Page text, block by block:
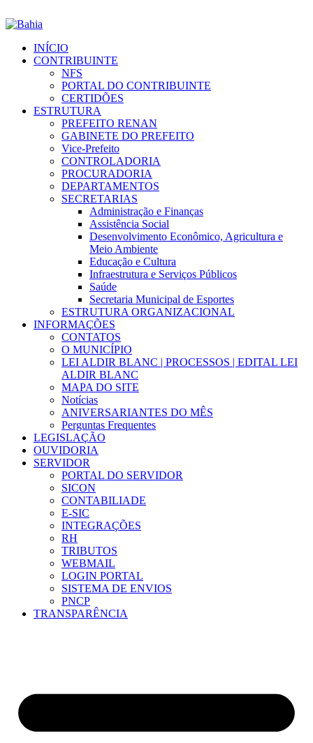
INÍCIO
CONTRIBUINTE
NFS
PORTAL DO CONTRIBUINTE
CERTIDÕES
ESTRUTURA
PREFEITO RENAN
GABINETE DO PREFEITO
Vice-Prefeito
CONTROLADORIA
PROCURADORIA
DEPARTAMENTOS
SECRETARIAS
Administração e Finanças
Assistência Social
Desenvolvimento Econômico, Agricultura e
Meio Ambiente
Educação e Cultura
Infraestrutura e Serviços Públicos
Saúde
Secretaria Municipal de Esportes
ESTRUTURA ORGANIZACIONAL
INFORMAÇÕES
CONTATOS
O MUNICÍPIO
LEI ALDIR BLANC | PROCESSOS | EDITAL LEI
ALDIR BLANC
MAPA DO SITE
Notícias
ANIVERSARIANTES DO MÊS
Perguntas Frequentes
LEGISLAÇÃO
OUVIDORIA
SERVIDOR
PORTAL DO SERVIDOR
SICON
CONTABILIADE
E-SIC
INTEGRAÇÕES
RH
TRIBUTOS
WEBMAIL
LOGIN PORTAL
SISTEMA DE ENVIOS
PNCP
TRANSPARÊNCIA